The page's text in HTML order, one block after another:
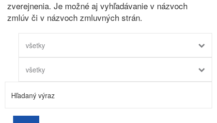
zverejnenia. Je možné aj vyhľadávanie v názvoch
zmlúv či v názvoch zmluvných strán.
všetky
všetky